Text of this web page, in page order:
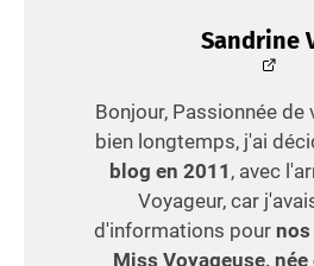
Sandrine
Bonjour, Passionnée de
bien longtemps, j'ai
blog en 2011 , avec
Voyageur, car
d'informations pour
Miss Voyageuse, née